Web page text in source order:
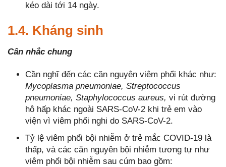
kéo dài tới 14 ngày.
1.4. Kháng sinh
Cân nhắc chung
Cần nghĩ đến các căn nguyên viêm phổi khác như:
Mycoplasma pneumoniae, Streptococcus
pneumoniae, Staphylococcus aureus, vi rút đường
hô hấp khác ngoài SARS-CoV-2 khi trẻ em vào
viện vì viêm phổi nghi do SARS-CoV-2.
Tỷ lệ viêm phổi bội nhiễm ở trẻ mắc COVID-19 là
thấp, và các căn nguyên bội nhiễm tương tự như
viêm phổi bội nhiễm sau cúm bao gồm: